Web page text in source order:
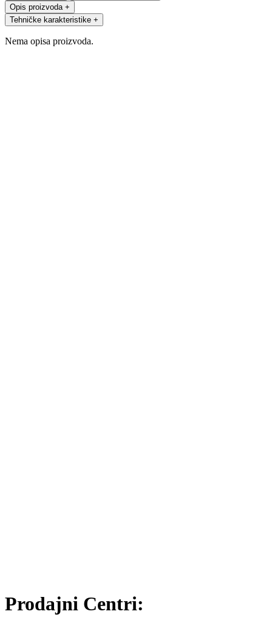
Opis proizvoda +
Tehničke karakteristike +
Nema opisa proizvoda.
Prodajni Centri: